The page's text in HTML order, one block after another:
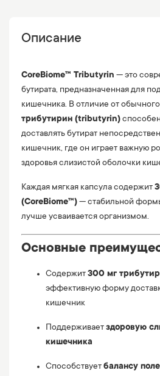
Описание
CoreBiome™ Tributyrin — это
бутирата, предназначенная для
кишечника. В отличие от обычного
трибутирин (tributyrin)
доставлять бутират
кишечник, где он играет важную
здоровья слизистой оболочки
Каждая мягкая капсула содержит
(CoreBiome™)— стабильной
лучше усваивается организмом.
Основные
Содержит300 мг
эффективную форму
кишечник
Поддерживаетздоровую
кишечника
Способствуетбалансу